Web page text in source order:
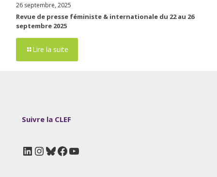
26 septembre, 2025
Revue de presse féministe & internationale du 22 au 26
septembre 2025
Lire la suite
Suivre la CLEF
LinkedIn
Instagram
Bluesky
Facebook
YouTube